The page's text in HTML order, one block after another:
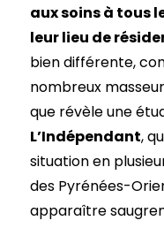
aux soins à tous
leur lieu de
bien différente,
nombreux
que révèle une
L’Indépendant,
situation en
des Pyrénées-
apparaître